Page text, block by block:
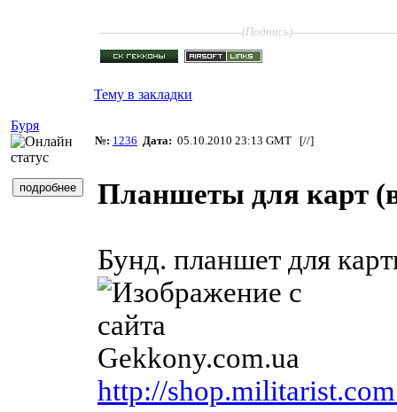
(Подпись)
Тему в закладки
Буря
№: 1236 Дата: 05.10.2010 23:13 GMT [//]
Планшеты для карт
Бунд. планшет для
http://